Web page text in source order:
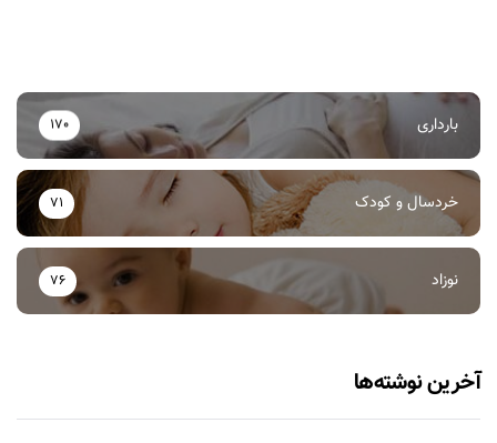
بارداری 170
خردسال و کودک 71
نوزاد 76
آخرین نوشته‌ها